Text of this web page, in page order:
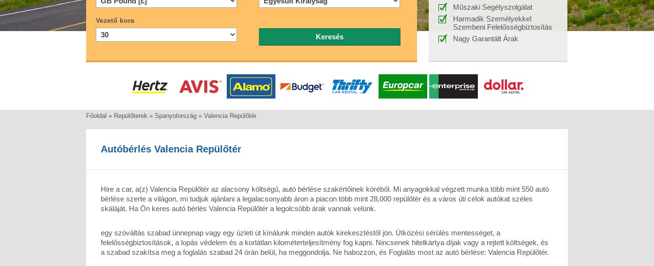
Vezető kora
Keresés
Műszaki Segélyszolgálat
Harmadik Személyekkel
Szembeni Felelősségbiztosítás
Nagy Garantált Árak
Főoldal » Repülőterek » Spanyolország » Valencia Repülőtér
Autóbérlés Valencia Repülőtér
Hire a car, a(z) Valencia Repülőtér az alacsony költségű, autó bérlése szakértőinek köréből. Mi anyagokkal végzett munka több mint 550 autó
bérlése szerte a világon, mi tudjuk ajánlani a legalacsonyabb áron a piacon több mint 28,000 repülőtér és a város úti célok autókat széles
skáláját. Ha Ön keres autó bérlés Valencia Repülőtér a legolcsóbb árak vannak velünk.
egy szóváltás szabad ünnepnap vagy egy üzleti út kínálunk minden autók kirekesztéstől jön. Ütközési sérülés mentességet, a
felelősségbiztosítások, a lopás védelem és a korlátlan kilométerteljesítmény fog kapni. Nincsenek hitelkártya díjak vagy a rejtett költségek, és
a szabad szakítsa meg a foglalás szabad 24 órán belül, ha meggondolja. Ne habozzon, és Foglalás most az autó bérlése: Valencia Repülőtér.